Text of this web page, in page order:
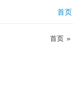
首页
首页 »